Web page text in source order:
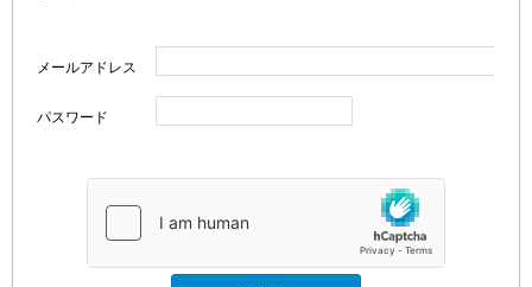
メールアドレス
パスワード